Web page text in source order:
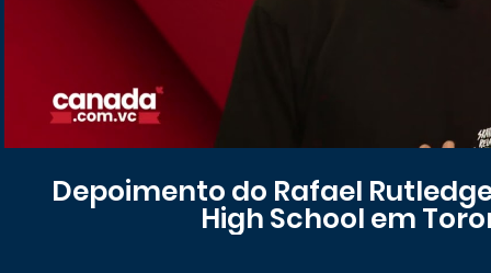
Depoimento do Rafael
High School em